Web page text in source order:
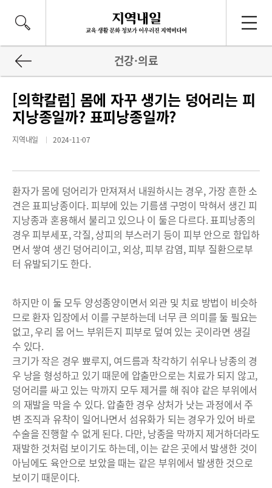
건강·의료
[의학칼럼] 몸에 자꾸 생기는 덩어리는 피
지낭종일까? 표피낭종일까?
지역내일 2024-11-07
환자가 몸에 덩어리가 만져져서 내원하시는 경우, 가장 흔한 소
견은 표피낭종이다. 피부에 있는 기름샘 구멍이 막혀서 생긴 피
지낭종과 혼용해서 불리고 있으나 이 둘은 다르다. 표피낭종의
경우 피부세포, 각질, 상피의 부스러기 등이 피부 안으로 함입하
면서 쌓여 생긴 덩어리이고, 외상, 피부 감염, 피부 질환으로부
터 유발되기도 한다.
하지만 이 둘 모두 양성종양이면서 외관 및 치료 방법이 비슷하
므로 환자 입장에서 이를 구분하는데 너무 큰 의미를 둘 필요는
없고, 우리 몸 어느 부위든지 피부로 덮여 있는 곳이라면 생길
수 있다.
크기가 작은 경우 뾰루지, 여드름과 착각하기 쉬우나 낭종의 경
우 낭을 형성하고 있기 때문에 압출만으로는 치료가 되지 않고,
덩어리를 싸고 있는 막까지 모두 제거를 해 줘야 같은 부위에서
의 재발을 막을 수 있다. 압출한 경우 상처가 낫는 과정에서 주
변 조직과 유착이 일어나면서 섬유화가 되는 경우가 있어 바로
수술을 진행할 수 없게 된다. 다만, 낭종을 막까지 제거하더라도
재발한 것처럼 보이기도 하는데, 이는 같은 곳에서 발생한 것이
아님에도 육안으로 보았을 때는 같은 부위에서 발생한 것으로
보이기 때문이다.